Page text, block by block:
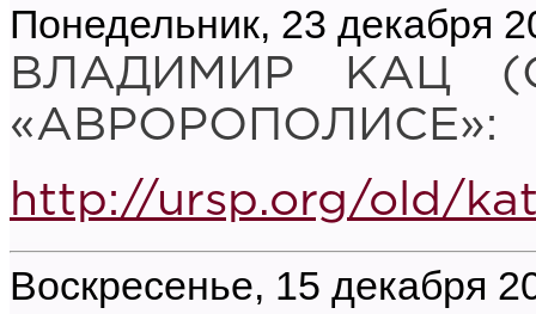
Понедельник, 23 декабря
ВЛАДИМИР КАЦ
«АВРОРОПОЛИСЕ»:
http://ursp.org/old/
Воскресенье, 15 декабря